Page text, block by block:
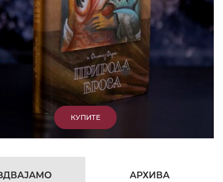
2011. ВЕСТИ
Атанасије: Артемијева секта -
ВЕСТИ
Западноамерички Г. Максим у посети
на Србина у Сувом Долу и апелује на
и ЕУЛЕКС да обезбеде сигурност за све